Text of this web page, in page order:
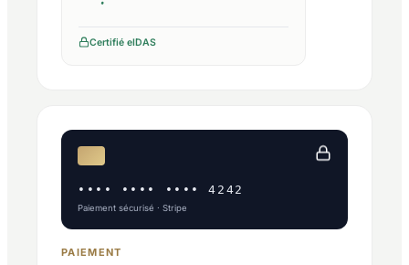
Certifié eIDAS
•••• •••• •••• 4242
Paiement sécurisé · Stripe
PAIEMENT